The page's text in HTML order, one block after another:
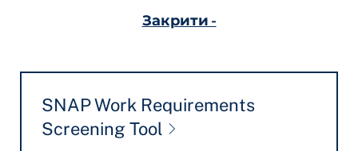
Закрити -
SNAP Work Requirements
Screening Tool